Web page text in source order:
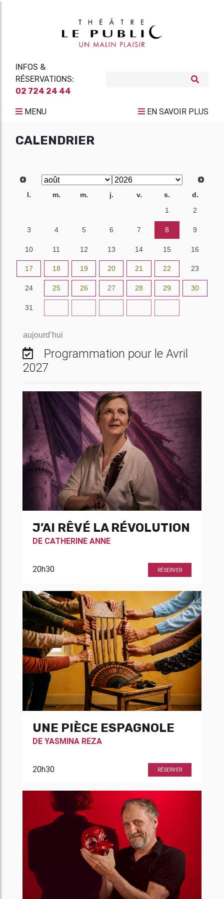
INFOS &
RÉSERVATIONS:
02 724 24 44
MENU EN SAVOIR PLUS
CALENDRIER
l. m. m. j. v. s.
d.
1 2
3 4 5 6 7 8 9
10 11 12 13 14 15 16
17 18 19 20 21 22 23
24 25 26 27 28 29 30
31
aujourd’hui
Programmation pour le Avril
2027
J’AI RÊVÉ LA RÉVOLUTION
DE CATHERINE ANNE
20h30 RÉSERVER
UNE PIÈCE ESPAGNOLE
DE YASMINA REZA
20h30 RÉSERVER